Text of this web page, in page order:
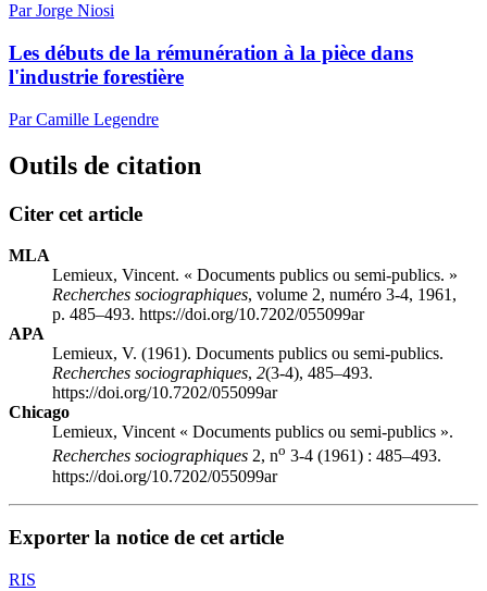
Par Jorge Niosi
Les débuts de la rémunération à la pièce dans
l'industrie forestière
Par Camille Legendre
Outils de citation
Citer cet article
MLA
Lemieux, Vincent. « Documents publics ou semi-publics. »
Recherches sociographiques, volume 2, numéro 3-4, 1961,
p. 485–493. https://doi.org/10.7202/055099ar
APA
Lemieux, V. (1961). Documents publics ou semi-publics.
Recherches sociographiques, 2(3-4), 485–493.
https://doi.org/10.7202/055099ar
Chicago
Lemieux, Vincent « Documents publics ou semi-publics ».
Recherches sociographiques 2, no 3-4 (1961) : 485–493.
https://doi.org/10.7202/055099ar
Exporter la notice de cet article
RIS